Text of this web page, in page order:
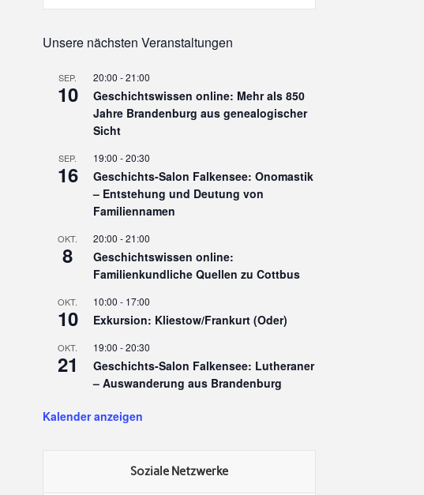
Unsere nächsten Veranstaltungen
SEP.
10
20:00 -21:00
Geschichtswissen online: Mehr als 850
Jahre Brandenburg aus genealogischer
Sicht
SEP.
16
19:00 -20:30
Geschichts-Salon Falkensee: Onomastik
– Entstehung und Deutung von
Familiennamen
OKT.
8
20:00 -21:00
Geschichtswissen online:
Familienkundliche Quellen zu Cottbus
OKT.
10
10:00 - 17:00
Exkursion: Kliestow/Frankurt (Oder)
OKT.
21
19:00 -20:30
Geschichts-Salon Falkensee: Lutheraner
– Auswanderung aus Brandenburg
Kalender anzeigen
Soziale Netzwerke